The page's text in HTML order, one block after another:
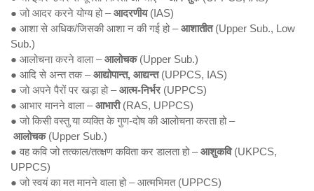
● जो आदर करने योग्य हो –आदरणीय(IAS)
● आशा से अधिक/जिसकी आशा न की गई हो –आशातीत(Upper Sub., Low
Sub.)
● आलोचना करने वाला –आलोचक(Upper Sub.)
● आदि से अन्त तक –आद्योपान्त, आद्यन्त(UPPCS, IAS)
● जो अपने पैरों पर खड़ा हो –आत्म-निर्भर(UPPCS)
● आभार मानने वाला –आभारी(RAS, UPPCS)
● जो किसी वस्तु या व्यक्ति के गुण-दोष की आलोचना करता हो –
आलोचक(Upper Sub.)
● वह कवि जो तत्काल/तत्क्षण कविता कर डालता हो –आशुकवि(UKPCS,
UPPCS)
● जो स्वयं का मत मानने वाला हो – आत्मभिमत (UPPCS)